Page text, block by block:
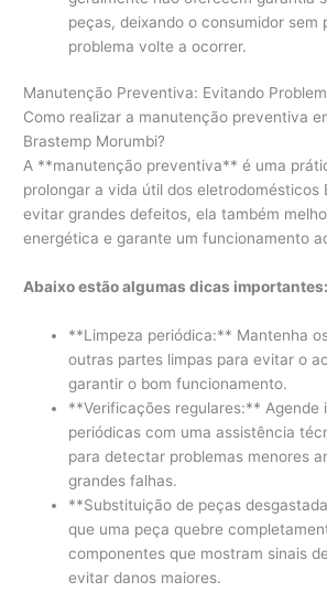
peças, deixando o consumidor sem
problema volte a ocorrer.
Manutenção Preventiva: Evitando
Como realizar a manutenção preventiva
Brastemp Morumbi?
A **manutenção preventiva** é uma
prolongar a vida útil dos eletrodomésticos
evitar grandes defeitos, ela também
energética e garante um funcionamento
Abaixo estão algumas dicas importantes:
**Limpeza periódica:** Mantenha
outras partes limpas para evitar o
garantir o bom funcionamento.
**Verificações regulares:** Agende
periódicas com uma assistência
para detectar problemas menores
grandes falhas.
**Substituição de peças
que uma peça quebre
componentes que mostram sinais
evitar danos maiores.